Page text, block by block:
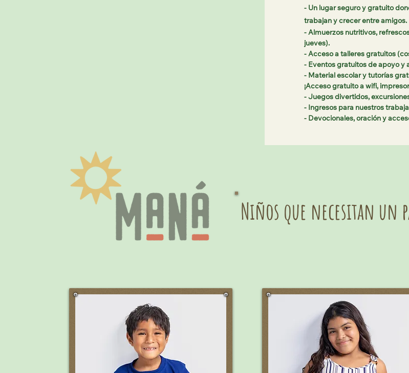
- Un lugar seguro y gratuito
trabajan y crecer entre amigos.
- Almuerzos nutritivos,
jueves).
- Acceso a talleres gratuitos
- Eventos gratuitos de apoyo y
- Material escolar y tutorías
¡Acceso gratuito a wifi,
- Juegos divertidos,
- Ingresos para nuestros
- Devocionales, oración y
Niños que necesitan un
THIAGO (9 años)
Color favorito:
¿Qué quieres ser cuando seas
grande?